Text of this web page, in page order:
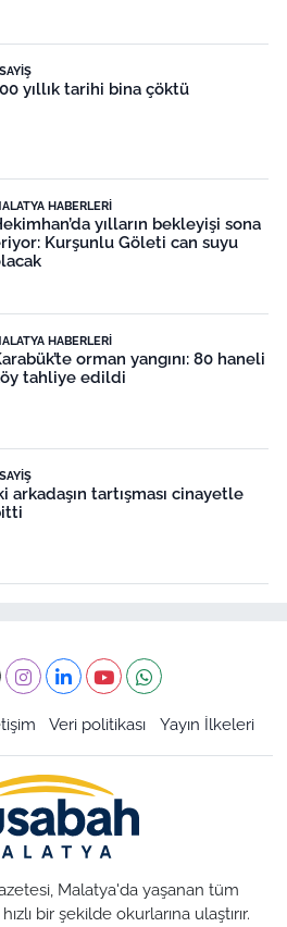
yıllık tarihi bina çöktü
HABERLERI
yılların bekleyişi sona
Kurşunlu Göleti can suyu
HABERLERI
orman yangını: 80 haneli
tahliye edildi
arkadaşın tartışması cinayetle
Veri politikası Yayın İlkeleri
Malatya'da yaşanan tüm
bir şekilde okurlarına ulaştırır.